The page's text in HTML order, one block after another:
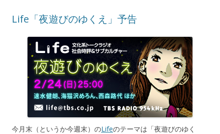
Life「夜遊びのゆくえ」予告
今月末（というか今週末）のLifeのテーマは「夜遊びのゆく